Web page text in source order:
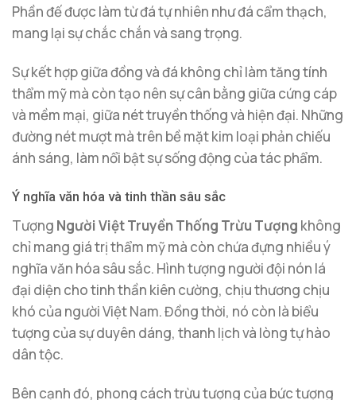
Phần đế được làm từ đá tự nhiên như đá cẩm thạch,
mang lại sự chắc chắn và sang trọng.
Sự kết hợp giữa đồng và đá không chỉ làm tăng tính
thẩm mỹ mà còn tạo nên sự cân bằng giữa cứng cáp
và mềm mại, giữa nét truyền thống và hiện đại. Những
đường nét mượt mà trên bề mặt kim loại phản chiếu
ánh sáng, làm nổi bật sự sống động của tác phẩm.
Ý nghĩa văn hóa và tinh thần sâu sắc
Tượng Người Việt Truyền Thống Trừu Tượng không
chỉ mang giá trị thẩm mỹ mà còn chứa đựng nhiều ý
nghĩa văn hóa sâu sắc. Hình tượng người đội nón lá
đại diện cho tinh thần kiên cường, chịu thương chịu
khó của người Việt Nam. Đồng thời, nó còn là biểu
tượng của sự duyên dáng, thanh lịch và lòng tự hào
dân tộc.
Bên cạnh đó, phong cách trừu tượng của bức tượng